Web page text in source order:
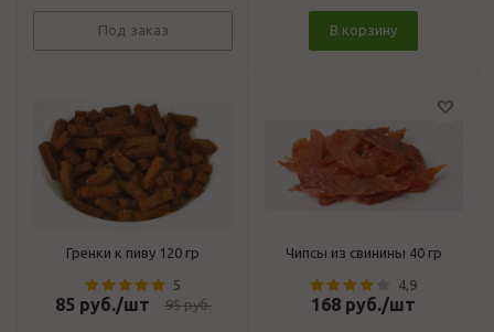
Под заказ В корзину
Гренки к пиву 120 гр
5
85руб./шт 95руб.
Чипсы из свинины 40 гр
4,9
168 руб./шт